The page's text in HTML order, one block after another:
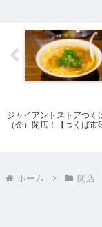
ジャイアントストアつく
（金）閉店！【つくば市
ホーム 閉店